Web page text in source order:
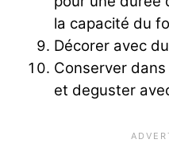
la capacité du
Décorer avec
Conserver
et deguster